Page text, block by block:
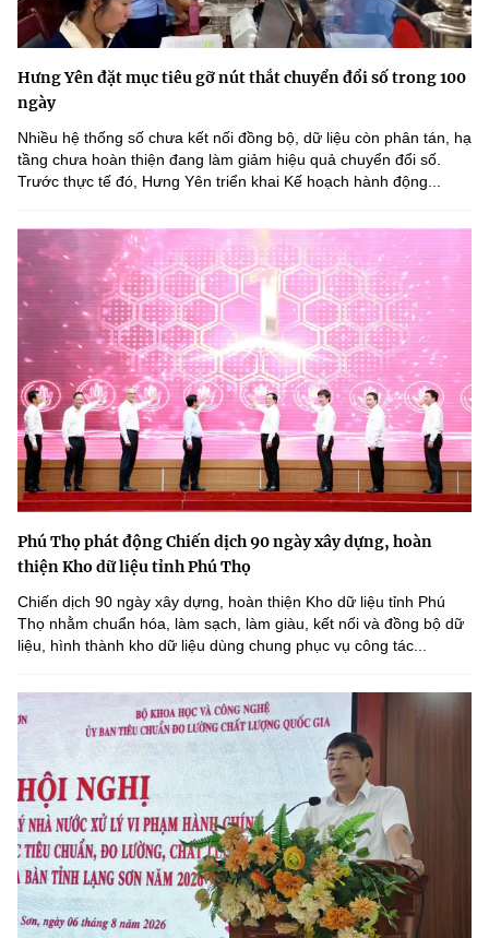
Hưng Yên đặt mục tiêu gỡ nút thắt chuyển đổi số trong 100
ngày
Nhiều hệ thống số chưa kết nối đồng bộ, dữ liệu còn phân tán, hạ
tầng chưa hoàn thiện đang làm giảm hiệu quả chuyển đổi số.
Trước thực tế đó, Hưng Yên triển khai Kế hoạch hành động...
Phú Thọ phát động Chiến dịch 90 ngày xây dựng, hoàn
thiện Kho dữ liệu tỉnh Phú Thọ
Chiến dịch 90 ngày xây dựng, hoàn thiện Kho dữ liệu tỉnh Phú
Thọ nhằm chuẩn hóa, làm sạch, làm giàu, kết nối và đồng bộ dữ
liệu, hình thành kho dữ liệu dùng chung phục vụ công tác...